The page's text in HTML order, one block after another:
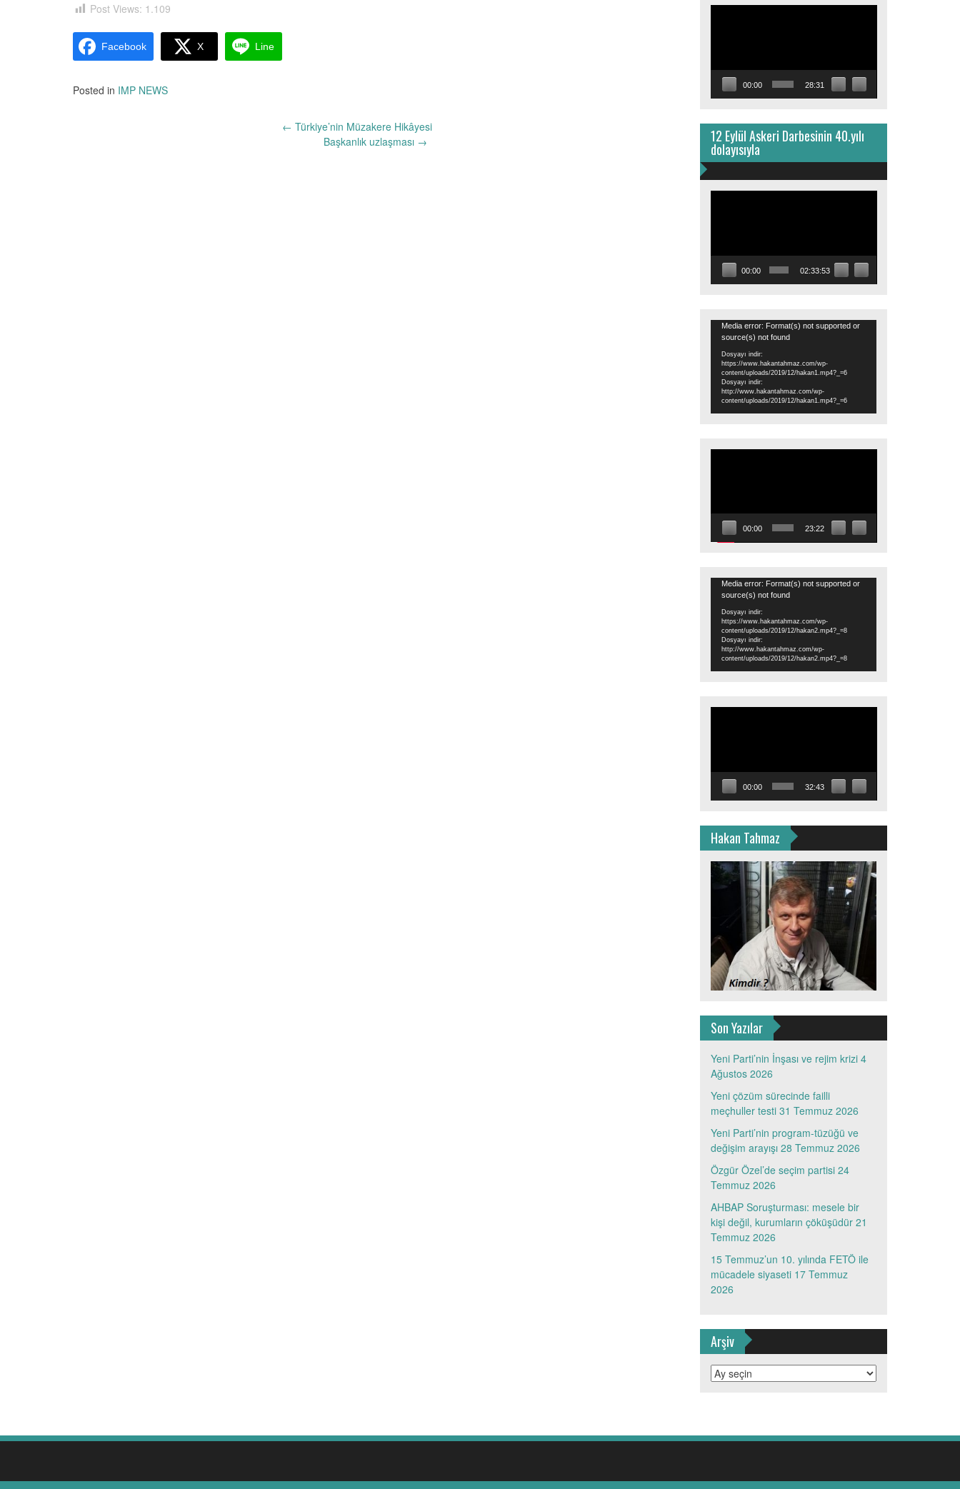
Post Views: 1.109
Facebook X Line
Posted in IMP NEWS
← Türkiye’nin Müzakere Hikâyesi
Başkanlık uzlaşması →
00:00 28:31
12 Eylül Askeri Darbesinin 40.yılı
dolayısıyla
00:00 02:33:53
Video
oynatıcı
Media error: Format(s) not supported or
source(s) not found
Dosyayı indir:
https://www.hakantahmaz.com/wp-
content/uploads/2019/12/hakan1.mp4?_=6
Dosyayı indir:
http://www.hakantahmaz.com/wp-
content/uploads/2019/12/hakan1.mp4?_=6
00:00 23:22
Video
oynatıcı
Media error: Format(s) not supported or
source(s) not found
Dosyayı indir:
https://www.hakantahmaz.com/wp-
content/uploads/2019/12/hakan2.mp4?_=8
Dosyayı indir:
http://www.hakantahmaz.com/wp-
content/uploads/2019/12/hakan2.mp4?_=8
00:00 32:43
Hakan Tahmaz
Son Yazılar
Yeni Parti’nin İnşası ve rejim krizi 4
Ağustos 2026
Yeni çözüm sürecinde failli
meçhuller testi 31 Temmuz 2026
Yeni Parti’nin program-tüzüğü ve
değişim arayışı 28 Temmuz 2026
Özgür Özel’de seçim partisi 24
Temmuz 2026
AHBAP Soruşturması: mesele bir
kişi değil, kurumların çöküşüdür 21
Temmuz 2026
15 Temmuz’un 10. yılında FETÖ ile
mücadele siyaseti 17 Temmuz
2026
Arşiv
Arşiv